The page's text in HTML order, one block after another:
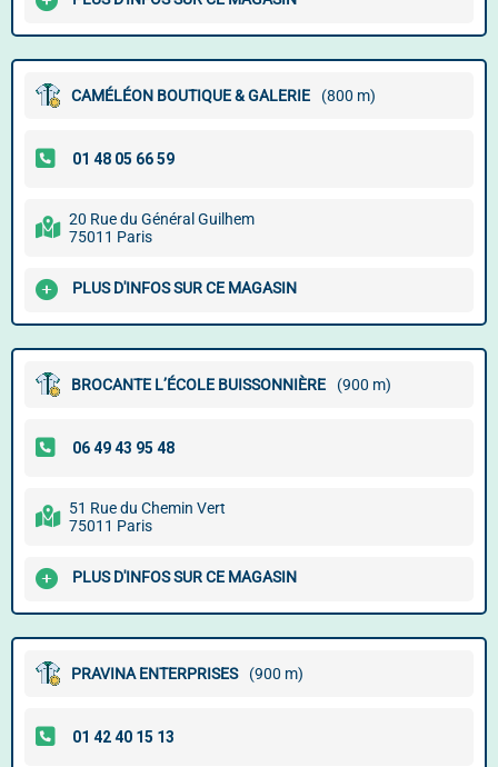
CAMÉLÉON BOUTIQUE & GALERIE (800 m)
20 Rue du Général Guilhem
75011 Paris
PLUS D'INFOS SUR CE MAGASIN
BROCANTE L’ÉCOLE BUISSONNIÈRE (900 m)
51 Rue du Chemin Vert
75011 Paris
PLUS D'INFOS SUR CE MAGASIN
PRAVINA ENTERPRISES (900 m)